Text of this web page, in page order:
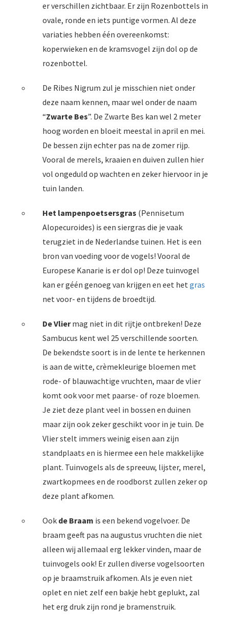
er verschillen zichtbaar. Er zijn Rozenbottels in
ovale, ronde en iets puntige vormen. Al deze
variaties hebben één overeenkomst:
koperwieken en de kramsvogel zijn dol op de
rozenbottel.
De Ribes Nigrum zul je misschien niet onder
deze naam kennen, maar wel onder de naam
“Zwarte Bes”. De Zwarte Bes kan wel 2 meter
hoog worden en bloeit meestal in april en mei.
De bessen zijn echter pas na de zomer rijp.
Vooral de merels, kraaien en duiven zullen hier
vol ongeduld op wachten en zeker hiervoor in je
tuin landen.
Het lampenpoetsersgras (Pennisetum
Alopecuroides) is een siergras die je vaak
terugziet in de Nederlandse tuinen. Het is een
bron van voeding voor de vogels! Vooral de
Europese Kanarie is er dol op! Deze tuinvogel
kan er géén genoeg van krijgen en eet hetgras
net voor- en tijdens de broedtijd.
De Vliermag niet in dit rijtje ontbreken! Deze
Sambucus kent wel 25 verschillende soorten.
De bekendste soort is in de lente te herkennen
is aan de witte, crèmekleurige bloemen met
rode- of blauwachtige vruchten, maar de vlier
komt ook voor met paarse- of roze bloemen.
Je ziet deze plant veel in bossen en duinen
maar zijn ook zeker geschikt voor in je tuin. De
Vlier stelt immers weinig eisen aan zijn
standplaats en is hiermee een hele makkelijke
plant. Tuinvogels als de spreeuw, lijster, merel,
zwartkopmees en de roodborst zullen zeker op
deze plant afkomen.
Ook de Braam is een bekend vogelvoer. De
braam geeft pas na augustus vruchten die niet
alleen wij allemaal erg lekker vinden, maar de
tuinvogels ook! Er zullen diverse vogelsoorten
op je braamstruik afkomen. Als je even niet
oplet en niet zelf een bakje hebt geplukt, zal
het erg druk zijn rond je bramenstruik.